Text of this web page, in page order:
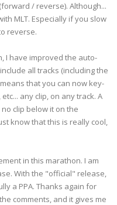
/ reverse). Although...
MLT. Especially if you slow
reverse.
I have improved the auto-
all tracks (including the
that you can now key-
any clip, on any track. A
clip below it on the
know that this is really cool,
in this marathon. I am
With the "official" release,
a PPA. Thanks again for
comments, and it gives me